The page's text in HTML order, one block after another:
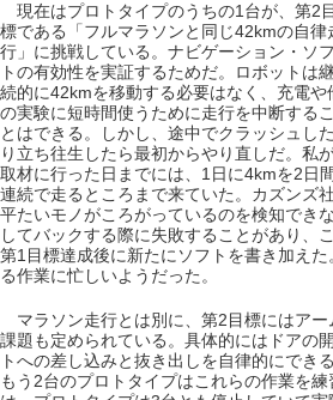
現在はプロトタイプのうちの1台が、第2目
標である「フルマラソンと同じ42kmの自律
行」に挑戦している。ナビゲーション・ソフ
トの有効性を実証するためだ。ロボットは
続的に42kmを移動する必要はなく、充電や
の実験に短時間使うために走行を中断するこ
とはできる。しかし、途中でクラッシュした
り立ち往生したら最初からやり直しだ。私
取材に行った日までには、1日に4kmを2日間
連続で走るところまで来ていた。カズンズ
平たいモノがころがっているのを検知でき
してバックする際に失敗することがあり、
第1目標達成後に新たにソフトを書き加え
る作業に忙しいようだった。
マラソン走行とは別に、第2目標にはアー
課題も定められている。具体的にはドアの
トへの差し込みと抜き出しを自律的にでき
もう2台のプロトタイプはこれらの作業を